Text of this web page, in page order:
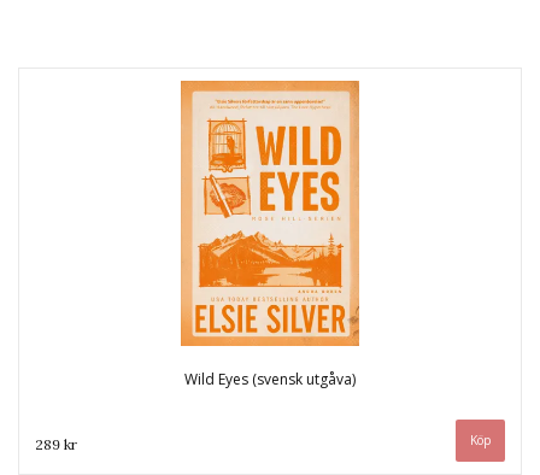
Wild Eyes (svensk utgåva)
289 kr